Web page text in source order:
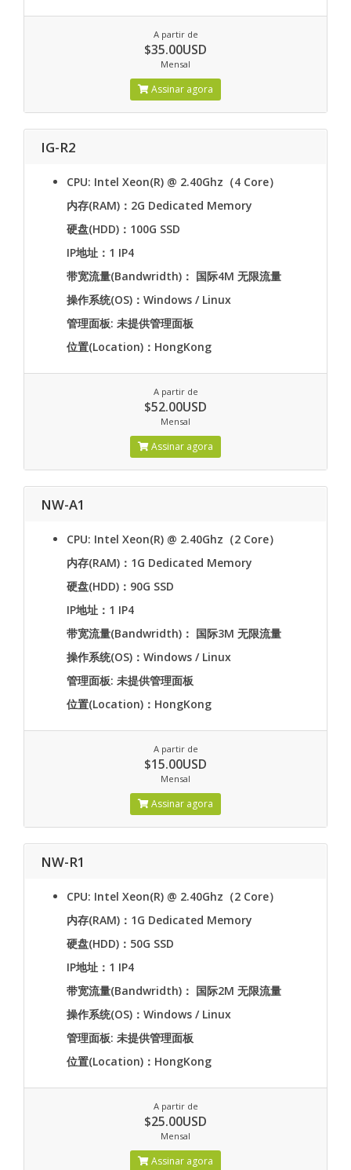
A partir de
$35.00USD
Mensal
Assinar agora
IG-R2
CPU: Intel Xeon(R) @ 2.40Ghz（4 Core）
内存(RAM)：2G Dedicated Memory
硬盘(HDD)：100G SSD
IP地址：1 IP4
带宽流量(Bandwridth)： 国际4M 无限流量
操作系统(OS)：Windows / Linux
管理面板: 未提供管理面板
位置(Location)：HongKong
A partir de
$52.00USD
Mensal
Assinar agora
NW-A1
CPU: Intel Xeon(R) @ 2.40Ghz（2 Core）
内存(RAM)：1G Dedicated Memory
硬盘(HDD)：90G SSD
IP地址：1 IP4
带宽流量(Bandwridth)： 国际3M 无限流量
操作系统(OS)：Windows / Linux
管理面板: 未提供管理面板
位置(Location)：HongKong
A partir de
$15.00USD
Mensal
Assinar agora
NW-R1
CPU: Intel Xeon(R) @ 2.40Ghz（2 Core）
内存(RAM)：1G Dedicated Memory
硬盘(HDD)：50G SSD
IP地址：1 IP4
带宽流量(Bandwridth)： 国际2M 无限流量
操作系统(OS)：Windows / Linux
管理面板: 未提供管理面板
位置(Location)：HongKong
A partir de
$25.00USD
Mensal
Assinar agora